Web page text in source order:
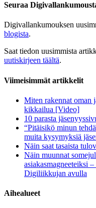
Seuraa
Digivallankumouksen
blogista.
Saat tiedon uusimmista
uutiskirjeen täältä.
Viimeisimmät artikkelit
Miten rakennat oman
kikkailua [Video]
10 parasta
“Pitäisikö minun
muita kysymyksiä
Näin saat tasaista
Näin muunnat
asiakasmagneeteiksi
Digiliikkujan avulla
Aihealueet